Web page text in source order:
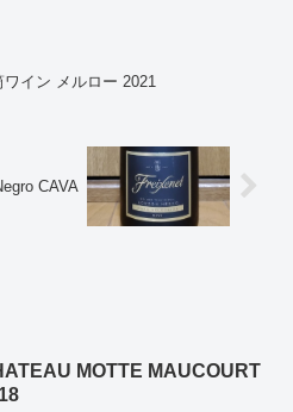
ワイン メルロー 2021
CAVA
MOTTE MAUCOURT